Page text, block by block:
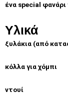
ένα special φανάρι
Υλικά
ξυλάκια (από
κόλλα για χόμπι
ντουί